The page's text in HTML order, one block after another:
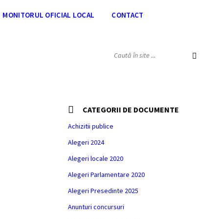
MONITORUL OFICIAL LOCAL CONTACT
CATEGORII DE DOCUMENTE
Achizitii publice
Alegeri 2024
Alegeri locale 2020
Alegeri Parlamentare 2020
Alegeri Presedinte 2025
Anunturi concursuri